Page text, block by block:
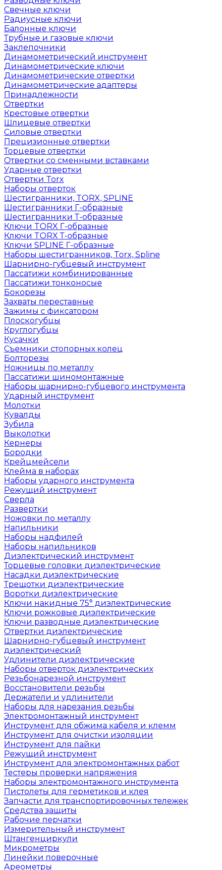
Свечные ключи
Радиусные ключи
Балонные ключи
Трубные и газовые ключи
Заклепочники
Динамометрический инструмент
Динамометрические ключи
Динамометрические отвертки
Динамометрические адаптеры
Принадлежности
Отвертки
Крестовые отвертки
Шлицевые отвертки
Силовые отвертки
Прецизионные отвертки
Торцевые отвертки
Отвертки со сменными вставками
Ударные отвертки
Отвертки Torx
Наборы отверток
Шестигранники, TORX, SPLINE
Шестигранники Г-образные
Шестигранники Т-образные
Ключи TORX Г-образные
Ключи TORX Т-образные
Ключи SPLINE Г-образные
Наборы шестигранников, Torx, Spline
Шарнирно-губцевый инструмент
Пассатижи комбинированные
Пассатижи тонконосые
Бокорезы
Захваты переставные
Зажимы с фиксатором
Плоскогубцы
Круглогубцы
Кусачки
Съемники стопорных колец
Болторезы
Ножницы по металлу
Пассатижи шиномонтажные
Наборы шарнирно-губцевого инструмента
Ударный инструмент
Молотки
Кувалды
Зубила
Выколотки
Кернеры
Бородки
Крейцмейсели
Клейма в наборах
Наборы ударного инструмента
Режущий инструмент
Сверла
Развертки
Ножовки по металлу
Напильники
Наборы надфилей
Наборы напильников
Диэлектрический инструмент
Торцевые головки диэлектрические
Насадки диэлектрические
Трещотки диэлектрические
Воротки диэлектрические
Ключи накидные 75° диэлектрические
Ключи рожковые диэлектрические
Ключи разводные диэлектрические
Отвертки диэлектрические
Шарнирно-губцевый инструмент
диэлектрический
Удлинители диэлектрические
Наборы отверток диэлектрических
Резьбонарезной инструмент
Восстановители резьбы
Держатели и удлинители
Наборы для нарезания резьбы
Электромонтажный инструмент
Инструмент для обжима кабеля и клемм
Инструмент для очистки изоляции
Инструмент для пайки
Режущий инструмент
Инструмент для электромонтажных работ
Тестеры проверки напряжения
Наборы электромонтажного инструмента
Пистолеты для герметиков и клея
Запчасти для транспортировочных тележек
Средства защиты
Рабочие перчатки
Измерительный инструмент
Штангенциркули
Микрометры
Линейки поверочные
Ареометры